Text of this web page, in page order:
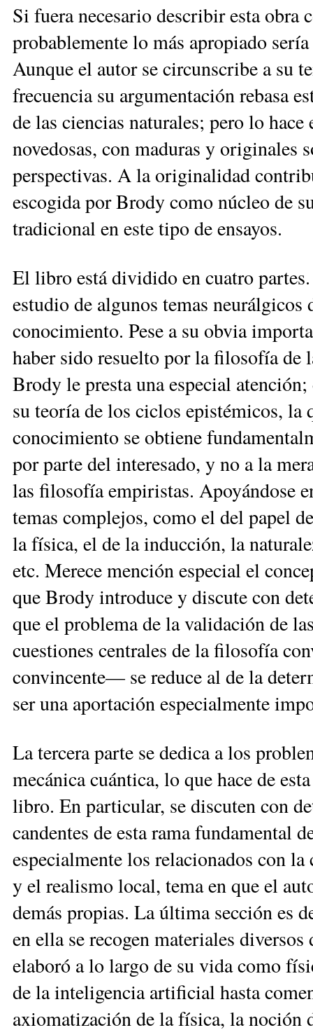
Si fuera necesario describir esta obra
probablemente lo más apropiado
Aunque el autor se circunscribe a su
frecuencia su argumentación rebasa
de las ciencias naturales; pero lo
novedosas, con maduras y originales
perspectivas. A la originalidad
escogida por Brody como núcleo de
tradicional en este tipo de ensayos.
El libro está dividido en cuatro
estudio de algunos temas
conocimiento. Pese a su obvia
haber sido resuelto por la filosofía
Brody le presta una especial
su teoría de los ciclos epistémicos, la
conocimiento se obtiene
por parte del interesado, y no a la
las filosofía empiristas. Apoyándose
temas complejos, como el del papel
la física, el de la inducción, la
etc. Merece mención especial el
que Brody introduce y discute con
que el problema de la validación de
cuestiones centrales de la filosofía
convincente— se reduce al de la
ser una aportación especialmente
La tercera parte se dedica a los
mecánica cuántica, lo que hace de
libro. En particular, se discuten con
candentes de esta rama fundamental
especialmente los relacionados con
y el realismo local, tema en que el
demás propias. La última sección es
en ella se recogen materiales
elaboró a lo largo de su vida como
de la inteligencia artificial hasta
axiomatización de la física, la noción